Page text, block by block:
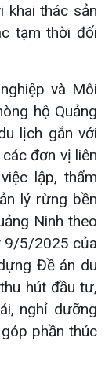
khai thác sản
tạm thời đối
và Môi
hộ Quảng
lịch gắn với
đơn vị liên
lập, thẩm
lý rừng bền
Ninh theo
9/5/2025 của
Đề án du
hút đầu tư,
nghỉ dưỡng
phần thúc